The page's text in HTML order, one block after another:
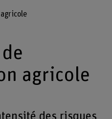
agricole
des risques